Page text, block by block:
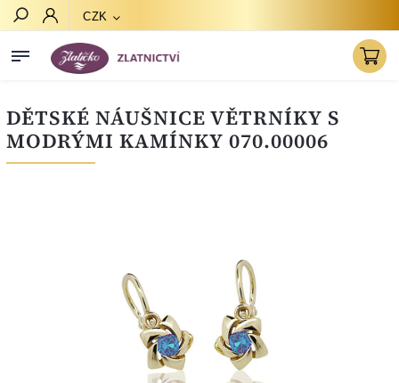
CZK
DĚTSKÉ NÁUŠNICE VĚTRNÍKY S
MODRÝMI KAMÍNKY 070.00006